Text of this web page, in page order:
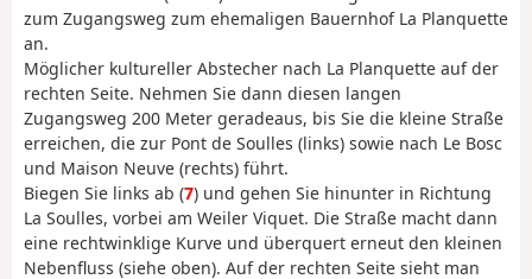
zum Zugangsweg zum ehemaligen Bauernhof La Planquette
an.
Möglicher kultureller Abstecher nach La Planquette auf der
rechten Seite. Nehmen Sie dann diesen langen
Zugangsweg 200 Meter geradeaus, bis Sie die kleine Straße
erreichen, die zur Pont de Soulles (links) sowie nach Le Bosc
und Maison Neuve (rechts) führt.
Biegen Sie links ab (7) und gehen Sie hinunter in Richtung
La Soulles, vorbei am Weiler Viquet. Die Straße macht dann
eine rechtwinklige Kurve und überquert erneut den kleinen
Nebenfluss (siehe oben). Auf der rechten Seite sieht man